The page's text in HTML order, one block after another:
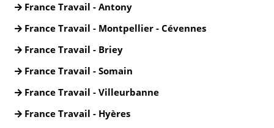
France Travail - Antony
France Travail - Montpellier - Cévennes
France Travail - Briey
France Travail - Somain
France Travail - Villeurbanne
France Travail - Hyères